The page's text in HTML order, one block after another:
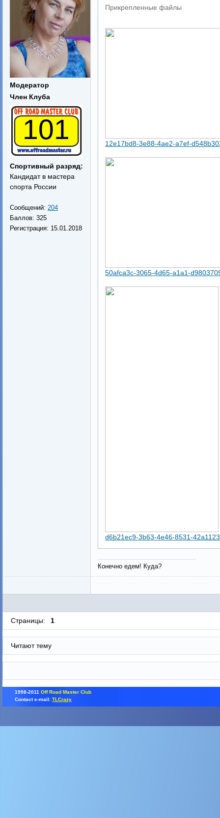
Модератор
Член Клуба
101
Спортивный разряд:
Кандидат в мастера
спорта России
Сообщений: 204
Баллов: 325
Регистрация: 15.01.2018
Прикрепленные файлы
12e17bd8-3e88-4ae2-a7ef-
50afca3c-3065-4d65-a1a1-
d6b21ec9-3b63-4e46-8531-
Конечно едем! Куда?
Страницы: 1
Читают тему
1998-2011 Off Road Master Club
Contact e-mail: TLCrazy